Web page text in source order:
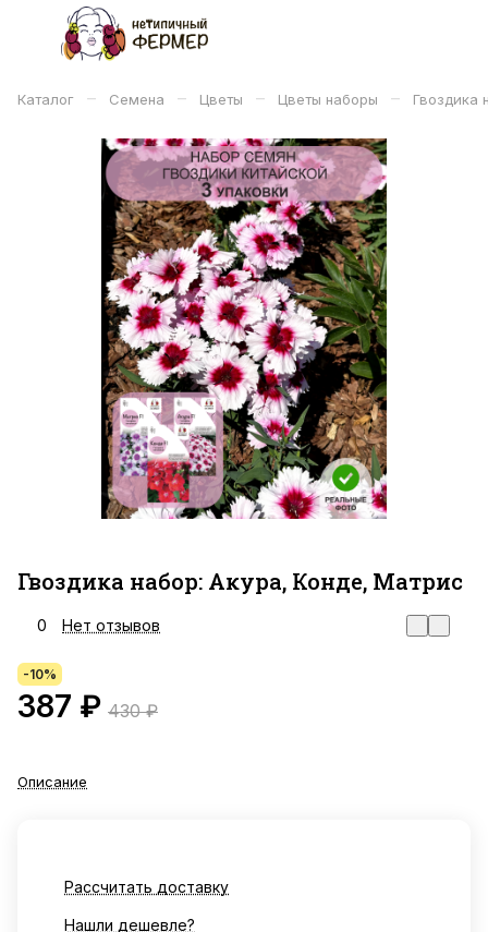
Каталог – Семена – Цветы – Цветы наборы – Гвоздика
Гвоздика набор: Акура, Конде, Матрис
0 Нет отзывов
-10%
387 ₽ 430 ₽
Описание
Рассчитать доставку
Нашли дешевле?